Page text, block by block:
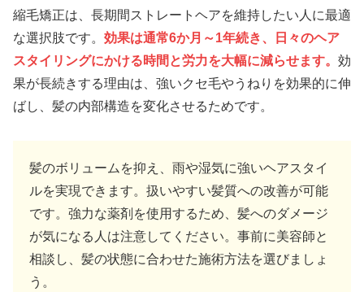
縮毛矯正は、長期間ストレートヘアを維持したい人に最適
な選択肢です。 効果は通常6か月～1年続き、日々のヘア
スタイリングにかける時間と労力を大幅に減らせます。 効
果が長続きする理由は、強いクセ毛やうねりを効果的に伸
ばし、髪の内部構造を変化させるためです。
髪のボリュームを抑え、雨や湿気に強いヘアスタイ
ルを実現できます。扱いやすい髪質への改善が可能
です。強力な薬剤を使用するため、髪へのダメージ
が気になる人は注意してください。事前に美容師と
相談し、髪の状態に合わせた施術方法を選びましょ
う。